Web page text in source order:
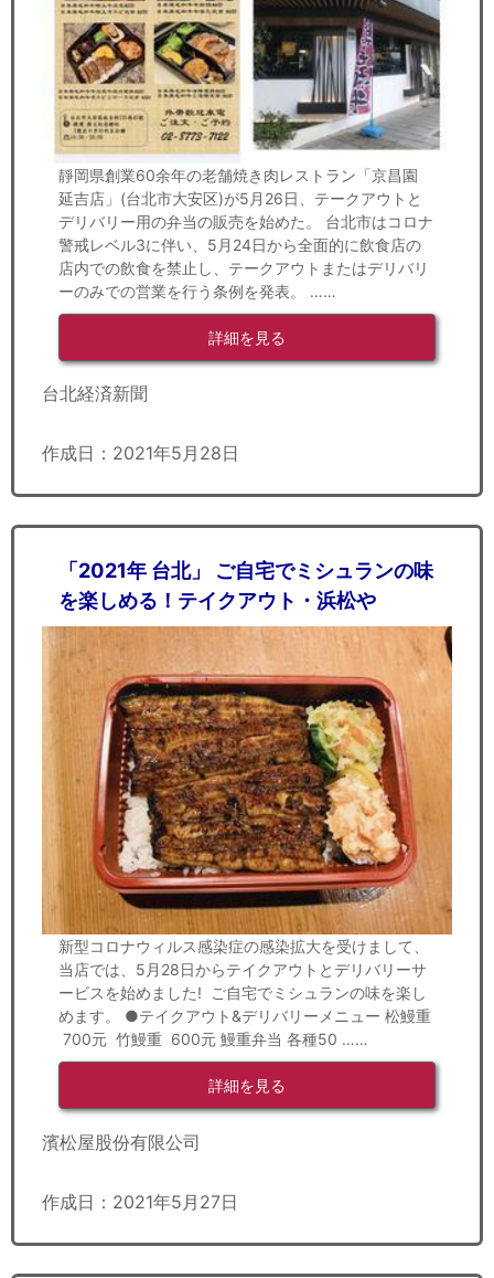
靜岡県創業60余年の老舗焼き肉レストラン「京昌園
延吉店」(台北市大安区)が5月26日、テークアウトと
デリバリー用の弁当の販売を始めた。 台北市はコロナ
警戒レベル3に伴い、5月24日から全面的に飲食店の
店内での飲食を禁止し、テークアウトまたはデリバリ
ーのみでの営業を行う条例を発表。 ……
詳細を見る
台北経済新聞
作成日：2021年5月28日
「2021年 台北」 ご自宅でミシュランの味
を楽しめる！テイクアウト・浜松や
新型コロナウィルス感染症の感染拡大を受けまして、
当店では、5月28日からテイクアウトとデリバリーサ
ービスを始めました! ご自宅でミシュランの味を楽し
めます。 ●テイクアウト&デリバリーメニュー 松鰻重
700元 竹鰻重 600元 鰻重弁当 各種50 ……
詳細を見る
濱松屋股份有限公司
作成日：2021年5月27日